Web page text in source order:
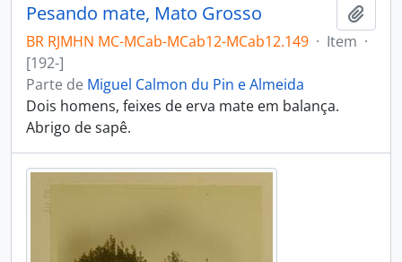
Pesando mate, Mato Grosso
BR RJMHN MC-MCab-MCab12-MCab12.149 · Item ·
[192-]
Parte de Miguel Calmon du Pin e Almeida
Dois homens, feixes de erva mate em balança.
Abrigo de sapê.